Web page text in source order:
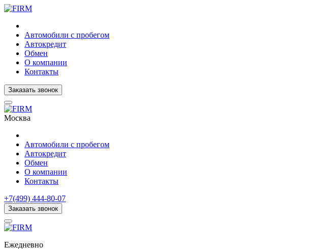
Автомобили с пробегом
Автокредит
Обмен
О компании
Контакты
Заказать звонок
Москва
Автомобили с пробегом
Автокредит
Обмен
О компании
Контакты
+7(499) 444-80-07
Заказать звонок
Ежедневно